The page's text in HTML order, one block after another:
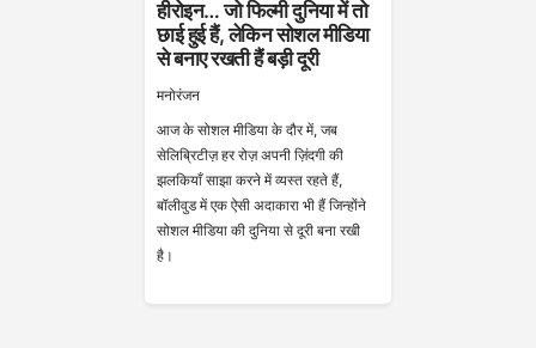
हीरोइन… जो फिल्मी दुनिया में तो
छाई हुई हैं, लेकिन सोशल मीडिया
से बनाए रखती हैं बड़ी दूरी
मनोरंजन
आज के सोशल मीडिया के दौर में, जब
सेलिब्रिटीज़ हर रोज़ अपनी ज़िंदगी की
झलकियाँ साझा करने में व्यस्त रहते हैं,
बॉलीवुड में एक ऐसी अदाकारा भी हैं जिन्होंने
सोशल मीडिया की दुनिया से दूरी बना रखी
है।